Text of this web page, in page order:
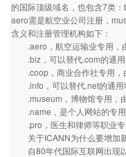
的国际顶级域名，也包含7类
aero需是航空业公司注册，
含义和注册管理机构如下：
.aero，航空运输业专用，
.biz，可以替代.com的通用
.coop，商业合作社专用，
.info，可以替代.net的通用
.museum，博物馆专用，
.name，是个人网站的专用
.pro，医生和律师等职业专
关于ICANN为什么要增加
自80年代国际互联网出现以